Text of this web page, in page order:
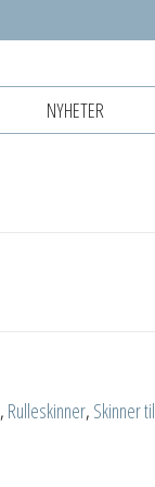
NYHETER
, Rulleskinner, Skinner til